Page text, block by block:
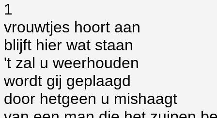
1
vrouwtjes hoort aan
blijft hier wat staan
't zal u weerhouden
wordt gij geplaagd
door hetgeen u mishaagt